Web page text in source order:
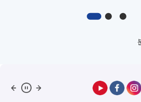
디지털아
공공데
산림 해양/수산